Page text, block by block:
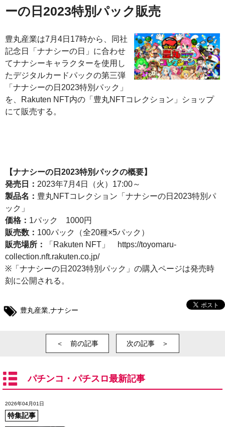
ーの日2023特別パック販売
豊丸産業は7月4日17時から、同社
記念日「ナナシーの日」に合わせ
てナナシーキャラクターを使用し
たデジタルカードパックの第三弾
「ナナシーの日2023特別パック」
を、Rakuten NFT内の「豊丸NFTコレクション」ショップ
にて販売する。
【ナナシーの日2023特別パックの概要】
発売日： 2023年7月4日（火）17:00～
製品名： 豊丸NFTコレクション「ナナシーの日2023特別パ
ック」
価格： 1パック 1000円
販売数： 100パック（全20種×5パック）
販売場所：
「Rakuten NFT」 https://toyomaru-
collection.nft.rakuten.co.jp/
※「ナナシーの日2023特別パック」の購入ページは発売時
刻に公開される。
豊丸産業 ナナシー
＜ 前の記事 次の記事 ＞
パチンコ・パチスロ最新記事
2026年04月01日
特集記事